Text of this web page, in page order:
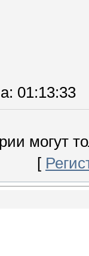
: 01:13:33
могут
[